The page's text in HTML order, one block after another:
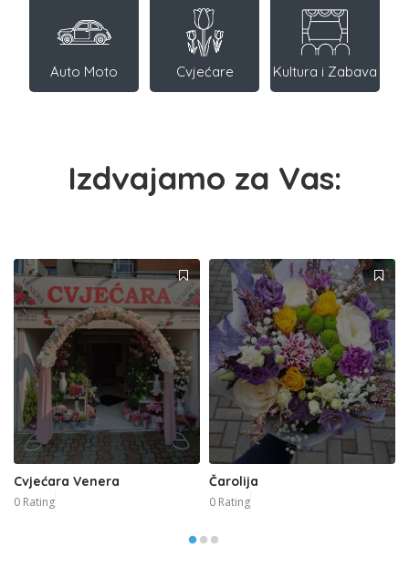
Auto Moto Cvjećare Kultura i Zabava
Izdvajamo za Vas:
Cvjećara Venera
0 Rating
Čarolija
0 Rating